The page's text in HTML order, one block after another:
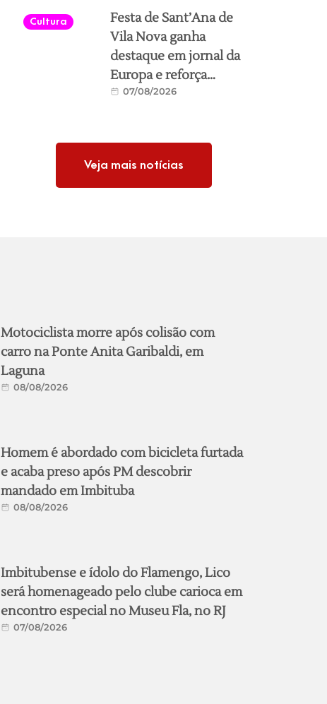
Cultura
Festa de Sant’Ana de
Vila Nova ganha
destaque em jornal da
Europa e reforça
ligação histórica entre
07/08/2026
Veja mais notícias
Motociclista morre após colisão com
carro na Ponte Anita Garibaldi, em
Laguna
08/08/2026
Homem é abordado com bicicleta furtada
e acaba preso após PM descobrir
mandado em Imbituba
08/08/2026
Imbitubense e ídolo do Flamengo, Lico
será homenageado pelo clube carioca em
encontro especial no Museu Fla, no RJ
07/08/2026